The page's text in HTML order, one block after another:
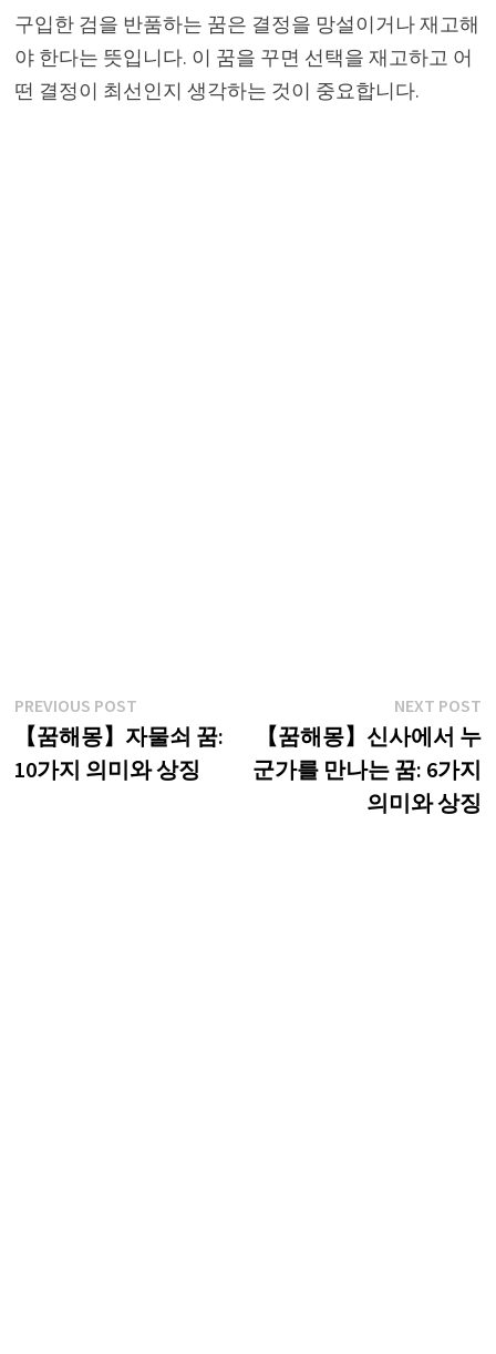
구입한 검을 반품하는 꿈은 결정을 망설이거나 재고해
야 한다는 뜻입니다. 이 꿈을 꾸면 선택을 재고하고 어
떤 결정이 최선인지 생각하는 것이 중요합니다.
글
탐
PREVIOUS POSTPrevious
post:
【꿈해몽】자물쇠 꿈:
10가지 의미와 상징
NEXT POST
【꿈해몽】신사에서 누
군가를 만나는 꿈: 6가지
의미와 상징